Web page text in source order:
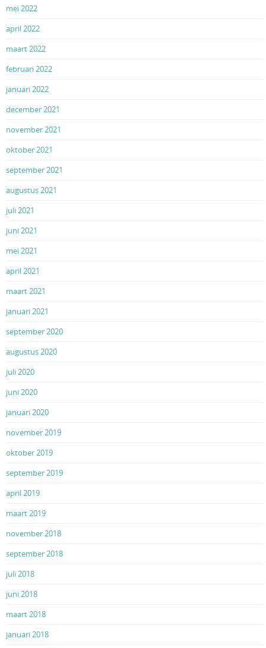
mei 2022
april 2022
maart 2022
februari 2022
januari 2022
december 2021
november 2021
oktober 2021
september 2021
augustus 2021
juli 2021
juni 2021
mei 2021
april 2021
maart 2021
januari 2021
september 2020
augustus 2020
juli 2020
juni 2020
januari 2020
november 2019
oktober 2019
september 2019
april 2019
maart 2019
november 2018
september 2018
juli 2018
juni 2018
maart 2018
januari 2018